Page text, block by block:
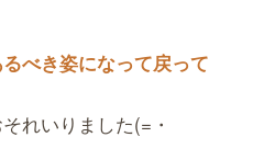
るべき姿になって戻って
いりました(=・